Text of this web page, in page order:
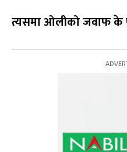
त्यसमा ओलीको जवाफ के